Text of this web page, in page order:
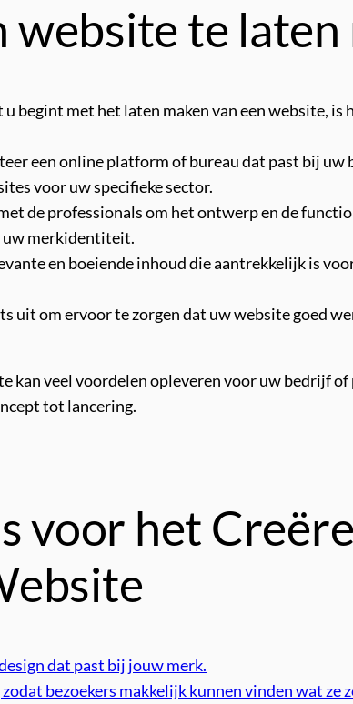
website te laten
begint met het laten maken van een website,
een online platform of bureau dat past bij uw
voor uw specifieke sector.
de professionals om het ontwerp en de
uw merkidentiteit.
en boeiende inhoud die aantrekkelijk is
uit om ervoor te zorgen dat uw website goed
kan veel voordelen opleveren voor uw bedrijf
tot lancering.
voor het
dat past bij jouw merk.
bezoekers makkelijk kunnen vinden wat ze